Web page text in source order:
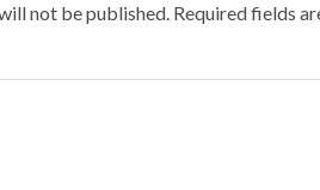
not be published. Required fields